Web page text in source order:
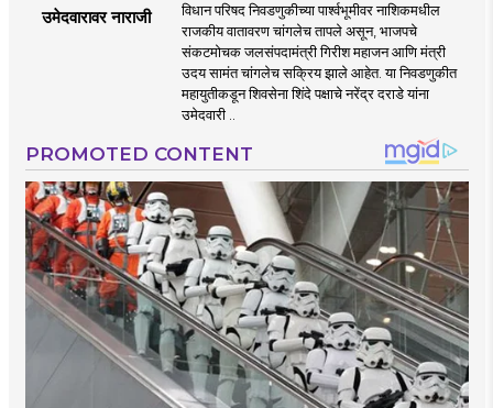
उमेदवारावर नाराजी
विधान परिषद निवडणुकीच्या पार्श्वभूमीवर नाशिकमधील
राजकीय वातावरण चांगलेच तापले असून, भाजपचे
संकटमोचक जलसंपदामंत्री गिरीश महाजन आणि मंत्री
उदय सामंत चांगलेच सक्रिय झाले आहेत. या निवडणुकीत
महायुतीकडून शिवसेना शिंदे पक्षाचे नरेंद्र दराडे यांना
उमेदवारी ..